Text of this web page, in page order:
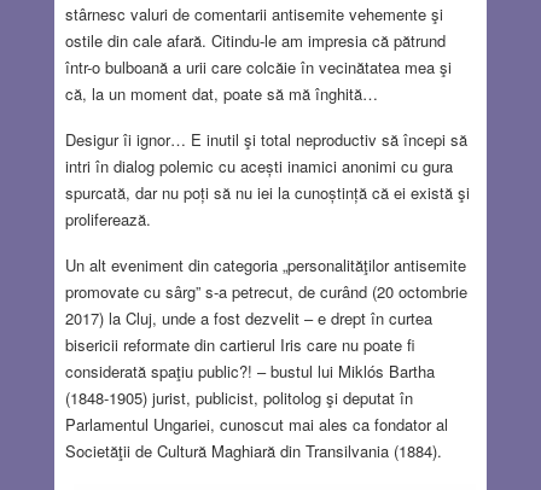
stârnesc valuri de comentarii antisemite vehemente şi
ostile din cale afară. Citindu-le am impresia că pătrund
într-o bulboană a urii care colcăie în vecinătatea mea şi
că, la un moment dat, poate să mă înghită…
Desigur îi ignor… E inutil şi total neproductiv să începi să
intri în dialog polemic cu acești inamici anonimi cu gura
spurcată, dar nu poți să nu iei la cunoștință că ei există şi
proliferează.
Un alt eveniment din categoria „personalităţilor antisemite
promovate cu sârg” s-a petrecut, de curând (20 octombrie
2017) la Cluj, unde a fost dezvelit – e drept în curtea
bisericii reformate din cartierul Iris care nu poate fi
considerată spaţiu public?! – bustul lui Miklós Bartha
(1848-1905) jurist, publicist, politolog şi deputat în
Parlamentul Ungariei, cunoscut mai ales ca fondator al
Societăţii de Cultură Maghiară din Transilvania (1884).